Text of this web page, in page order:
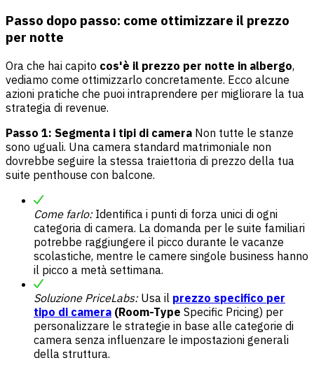
Passo dopo passo: come ottimizzare il prezzo
per notte
Ora che hai capito cos'è il prezzo per notte in albergo,
vediamo come ottimizzarlo concretamente. Ecco alcune
azioni pratiche che puoi intraprendere per migliorare la tua
strategia di revenue.
Passo 1: Segmenta i tipi di camera Non tutte le stanze
sono uguali. Una camera standard matrimoniale non
dovrebbe seguire la stessa traiettoria di prezzo della tua
suite penthouse con balcone.
Come farlo:Identifica i punti di forza unici di ogni
categoria di camera. La domanda per le suite familiari
potrebbe raggiungere il picco durante le vacanze
scolastiche, mentre le camere singole business hanno
il picco a metà settimana.
Soluzione PriceLabs:Usa il prezzo specifico per
tipo di camera (Room-Type Specific Pricing) per
personalizzare le strategie in base alle categorie di
camera senza influenzare le impostazioni generali
della struttura.